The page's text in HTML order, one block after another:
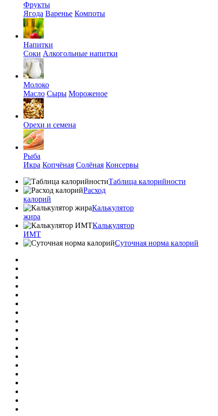
Фрукты
Ягода Варенье Компоты
Напитки
Соки Алкогольные напитки
Молоко
Масло Сыры Мороженое
Орехи и семена
Рыба
Икра Копчёная Солёная Консервы
Таблица калорийности
Расход
калорий
Калькулятор
жира
Калькулятор
ИМТ
Суточная норма калорий